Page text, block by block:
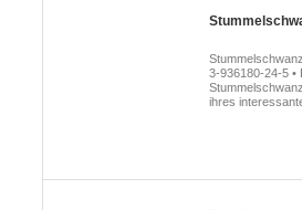
3-936180-24-5 •
ihres